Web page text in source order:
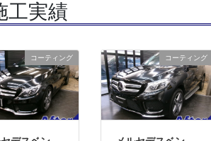
工実績
コーティング コーティング